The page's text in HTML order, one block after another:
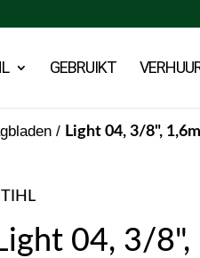
GEBRUIKT
/ Light 04, 3/8",
04, 3/